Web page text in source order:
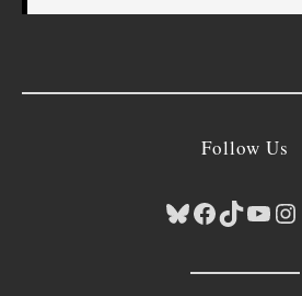
Follow Us